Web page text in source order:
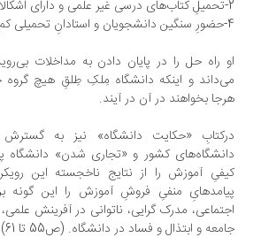
راه حل را در پایان دادن به مداخلات بی‌رویه
و اینکه دانشگاه مِلکِ طِلقِ هیچ گروه
بخواهند در آن در آیند.
«حکایت دانشگاه» نیز به گسترش
کشور و «تجاری شدن» دانشگاه
آموزش را از نتایج ناخجسته این رویکرد
منفیِ فروشِ آموزش را این گونه بر
مدرک گرایی، ناتوانی در آفرینش علمی،
و ابتذال و فساد در دانشگاه. (ص55 تا 61)